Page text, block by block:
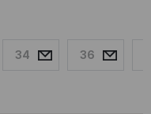
34 36